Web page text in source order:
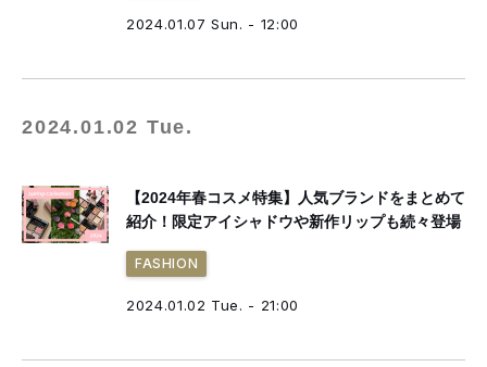
2024.01.07 Sun. - 12:00
2024.01.02 Tue.
【2024年春コスメ特集】人気ブランドをまとめて
紹介！限定アイシャドウや新作リップも続々登場
FASHION
2024.01.02 Tue. - 21:00